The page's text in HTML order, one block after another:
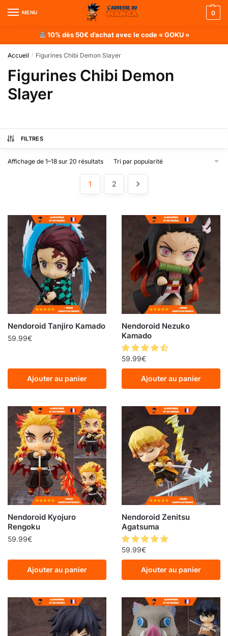
MENU 0
10% dès 50€ d’achat avec le code « GOKU »
Accueil / Figurines Chibi Demon Slayer
Figurines Chibi Demon
Slayer
FILTRES
Affichage de 1–18 sur 20 résultats
1 2
Nendoroid Tanjiro Kamado
59.99€
Ajouter au panier
Nendoroid Nezuko
Kamado
59.99€
Ajouter au panier
Nendoroid Kyojuro
Rengoku
59.99€
Ajouter au panier
Nendoroid Zenitsu
Agatsuma
59.99€
Ajouter au panier